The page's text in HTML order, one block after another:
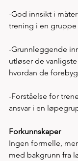
-God innsikt i
trening i en gruppe
-Grunnleggende
utløser de
hvordan de
-Forståelse for
ansvar i en
Forkunnskaper
Ingen formelle,
med bakgrunn fra